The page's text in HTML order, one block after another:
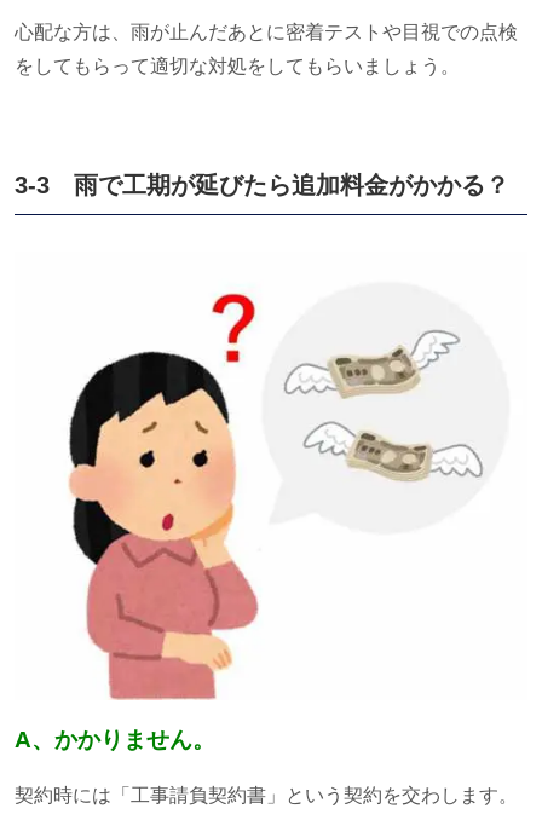
心配な方は、雨が止んだあとに密着テストや目視での点検
をしてもらって適切な対処をしてもらいましょう。
3-3 雨で工期が延びたら追加料金がかかる？
A、かかりません。
契約時には「工事請負契約書」という契約を交わします。